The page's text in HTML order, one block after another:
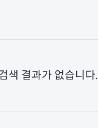
색 결과가 없습니다.